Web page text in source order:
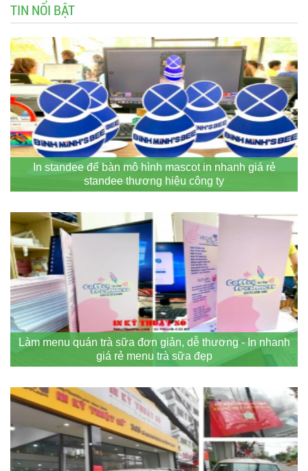
TIN NỔI BẬT
In standee để bàn mô hình mascot in nhanh giá rẻ
standee thương hiệu công ty
Làm menu quán trà sữa đơn giản, dễ thương - In nhanh
giá rẻ menu trà sữa đẹp